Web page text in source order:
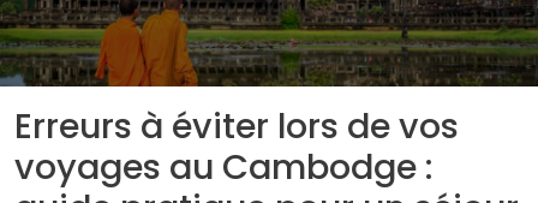
Erreurs à éviter lors de vos
voyages au Cambodge :